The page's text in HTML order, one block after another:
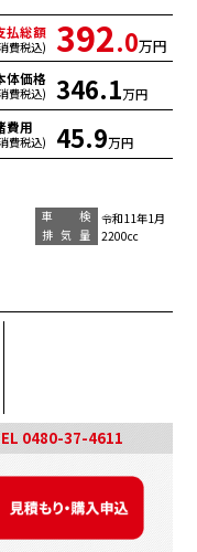
払総額
費税込) 392.0万円
体価格
費税込) 346.1万円
費用
費税込) 45.9万円
車 検
令和11年1月
排気量
2200cc
0480-37-4611